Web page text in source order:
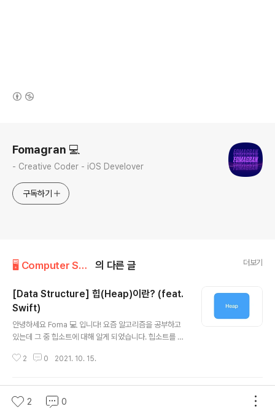
Fomagran 💻
- Creative Coder - iOS Develover
구독하기
🖥 Computer Science/Data Structure 의 다른 글 더보기
[Data Structure] 힙(Heap)이란? (feat.
Swift)
안녕하세요 Foma 💻 입니다! 요즘 알고리즘을 공부하고
있는데 그 중 힙소트에 대해 알게 되었습니다. 힙소트를 하
무엇이고 어떻게 구현하는지에 대해 정리하려고 합니다!
ee)란? ⛓ 먼저 힙에 대해 알아보기 전에 완전이진트리에
대해서 알아보겠습니다. 이유는 힙이 완전이진트리로 되어
있기 떄문입니다. 완전 이진 트리에서, 마지막 레벨을 제외
2 0 2021. 10. 15.
[Data Structure] 연결리스트에 대해 알아
2 0